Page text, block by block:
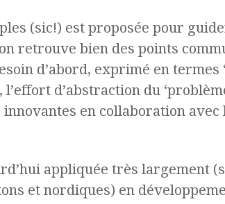
(sic!) est proposée pour
retrouve bien des points
d’abord, exprimé en termes
d’abstraction du
en collaboration avec
appliquée très largement
et nordiques) en